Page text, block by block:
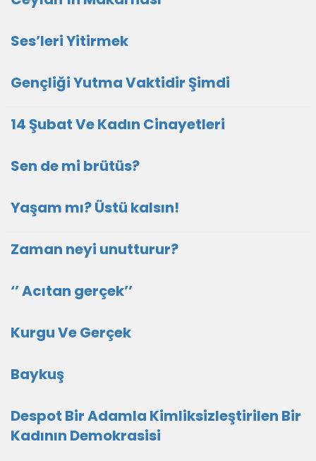
Ses’leri Yitirmek
Gençliği Yutma Vaktidir Şimdi
14 Şubat Ve Kadın Cinayetleri
Sen de mi brütüs?
Yaşam mı? Üstü kalsın!
Zaman neyi unutturur?
‘’ Acıtan gerçek’’
Kurgu Ve Gerçek
Baykuş
Despot Bir Adamla Kimliksizleştirilen Bir
Kadının Demokrasisi